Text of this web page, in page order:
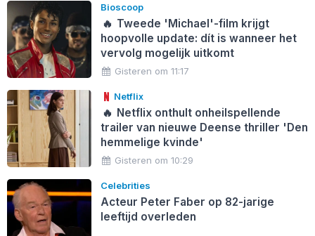
Bioscoop
🔥 Tweede 'Michael'-film krijgt
hoopvolle update: dít is wanneer het
vervolg mogelijk uitkomt
Gisteren om 11:17
Netflix
🔥 Netflix onthult onheilspellende
trailer van nieuwe Deense thriller 'Den
hemmelige kvinde'
Gisteren om 10:29
Celebrities
Acteur Peter Faber op 82-jarige
leeftijd overleden